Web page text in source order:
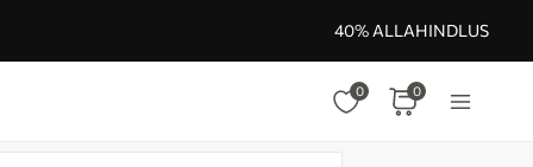
40% ALLAHINDLUS
0 0